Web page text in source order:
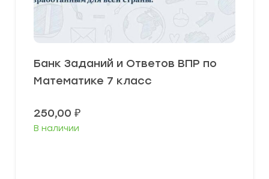
Банк Заданий и Ответов ВПР по
Математике 7 класс
250,00 ₽
В наличии